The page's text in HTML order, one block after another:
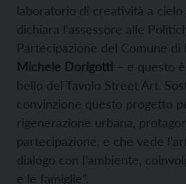
laboratorio di creatività a cielo
dichiara l’assessore alle
Partecipazione del Comune di
Michele Dorigotti – e questo
bello del Tavolo Street Art.
convinzione questo progetto
rigenerazione urbana,
partecipazione, e che vede
dialogo con l’ambiente,
e le famiglie”.